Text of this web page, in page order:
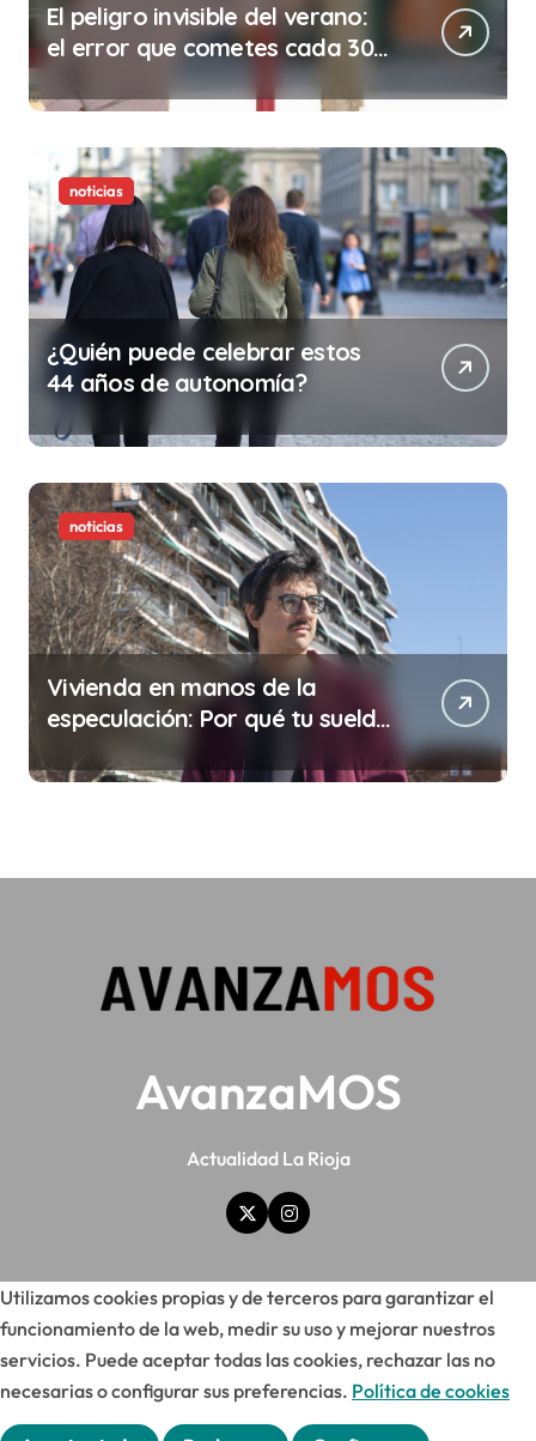
El peligro invisible del verano:
el error que cometes cada 30
minutos en tu trabajo (y la
ilegalidad que te puede costar
la vida)
noticias
¿Quién puede celebrar estos
44 años de autonomía?
noticias
Vivienda en manos de la
especulación: Por qué tu sueldo
AvanzaMOS
Actualidad La Rioja
Utilizamos cookies propias y de terceros para garantizar el
funcionamiento de la web, medir su uso y mejorar nuestros
servicios. Puede aceptar todas las cookies, rechazar las no
necesarias o configurar sus preferencias. Política de cookies